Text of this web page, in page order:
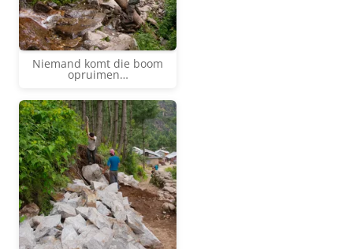
Niemand komt die boom
opruimen…